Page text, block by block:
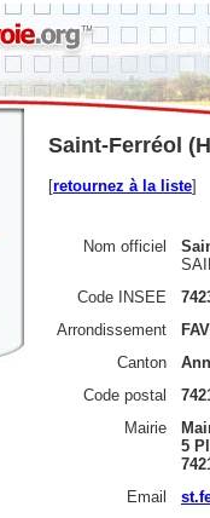
Saint-Ferréol
[retournez à la liste]
Nom officiel
Code INSEE
Arrondissement
Canton
Code postal
Mairie
5
Email